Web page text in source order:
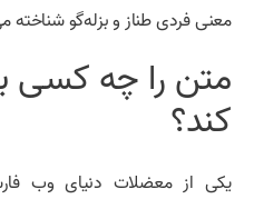
معنی فردی طناز و بزله‌گو
متن را چه کسی
کند؟
یکی از معضلات دنیای وب